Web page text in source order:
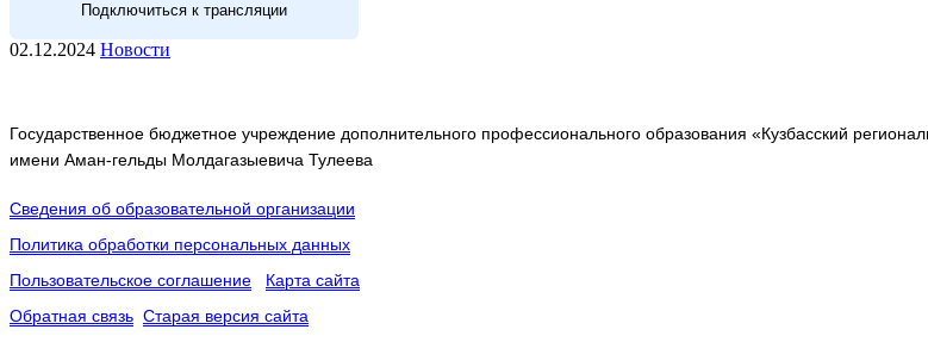
Подключиться к трансляции
02.12.2024 Новости
Государственное бюджетное учреждение дополнительного профессионального образования «Кузбасский
имени Аман-гельды Молдагазыевича Тулеева
Сведения об образовательной организации
Политика обработки персональных данных
Пользовательское соглашение
Карта сайта
Обратная связь Старая версия сайта